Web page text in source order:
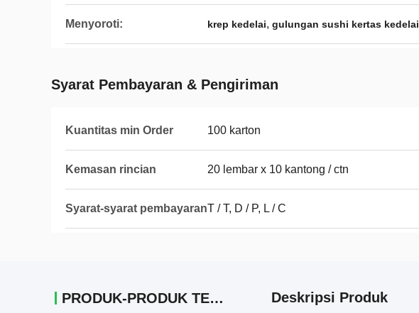
Menyoroti: krep kedelai, gulungan sushi kertas kedelai
Syarat Pembayaran & Pengiriman
Kuantitas min Order 100 karton
Kemasan rincian 20 lembar x 10 kantong / ctn
Syarat-syarat pembayaranT / T, D / P, L / C
PRODUK-PRODUK TERKAIT Deskripsi Produk